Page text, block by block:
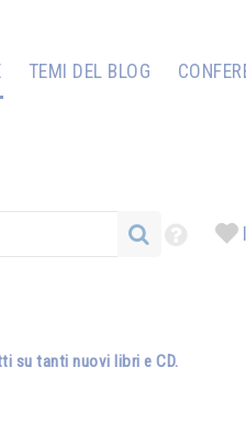
TEMI DEL BLOG
su tanti nuovi libri e CD.